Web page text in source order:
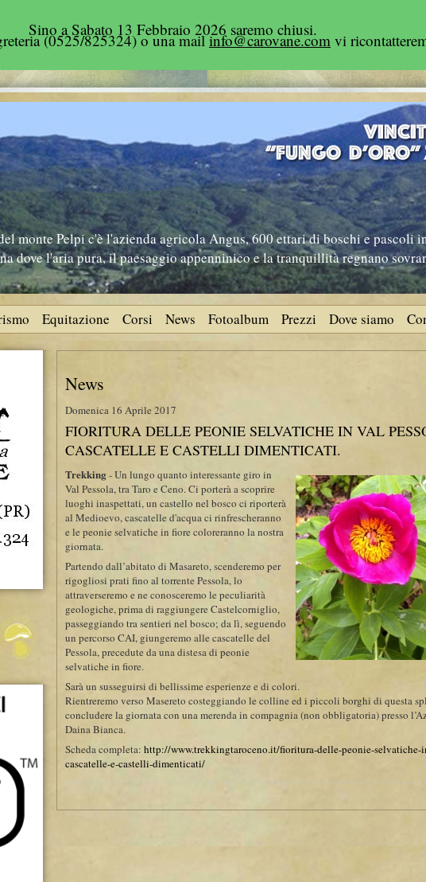
Sino a Sabato 13 Febbraio 2026 saremo chiusi.
(0525/825324) o una mailinfo@carovane.com vi
monte Pelpi c'è l'azienda agricola Angus, 600 ettari di boschi e pascoli
dove l'aria pura, il paesaggio appenninico e la tranquillità regnano
Equitazione Corsi News Fotoalbum Prezzi Dove siamo
News
Domenica 16 Aprile 2017
FIORITURA DELLE PEONIE SELVATICHE IN VAL
CASCATELLE E CASTELLI DIMENTICATI.
Trekking- Un lungo quanto interessante giro in
Val Pessola, tra Taro e Ceno. Ci porterà a scoprire
luoghi inaspettati, un castello nel bosco ci riporterà
al Medioevo, cascatelle d'acqua ci rinfrescheranno
e le peonie selvatiche in fiore coloreranno la nostra
giornata.
Partendo dall’abitato di Masareto, scenderemo per
rigogliosi prati fino al torrente Pessola, lo
attraverseremo e ne conosceremo le peculiarità
geologiche, prima di raggiungere Castelcorniglio,
passeggiando tra sentieri nel bosco; da lì, seguendo
un percorso CAI, giungeremo alle cascatelle del
Pessola, precedute da una distesa di peonie
selvatiche in fiore.
Sarà un susseguirsi di bellissime esperienze e di colori.
Rientreremo verso Masereto costeggiando le colline ed i piccoli borghi di questa
concludere la giornata con una merenda in compagnia (non obbligatoria) presso
Daina Bianca.
Scheda completa: http://www.trekkingtaroceno.it/fioritura-delle-peonie-selvatiche-
cascatelle-e-castelli-dimenticati/